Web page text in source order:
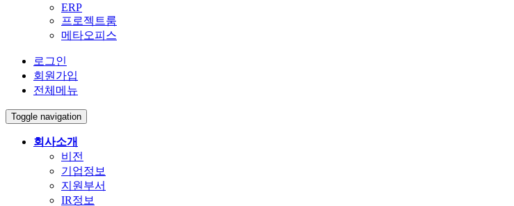
ERP
프로젝트룸
메타오피스
로그인
회원가입
전체메뉴
Toggle navigation
회사소개
비전
기업정보
지원부서
IR정보